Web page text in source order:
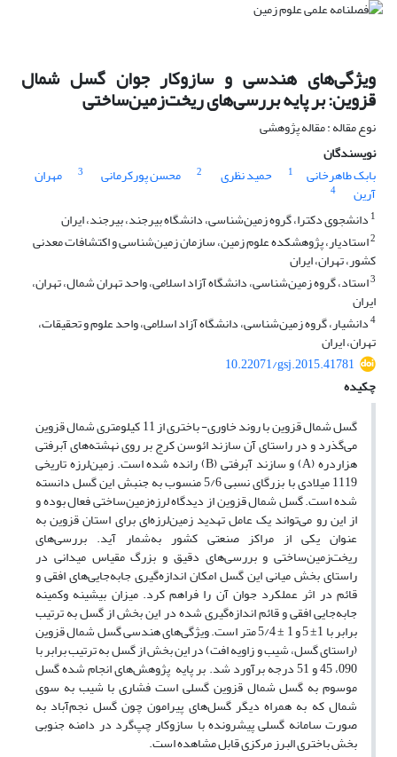
ویژگی‌های هندسی و سازوکار جوان گسل شمال
قزوین: بر پایه بررسی‌های ریخت‌زمین‌ساختی
نوع مقاله : مقاله پژوهشی
نویسندگان
بابک طاهرخانی
1 حمید نظری 2 محسن پورکرمانی 3 مهران
آرین
4
1 دانشجوی دکترا، گروه زمین‌شناسی، دانشگاه بیرجند، بیرجند، ایران
2استادیار، پژوهشکده علوم زمین، سازمان زمین‌شناسی و اکتشافات معدنی
کشور، تهران، ایران
3استاد، گروه زمین‌شناسی، دانشگاه آزاد اسلامی، واحد تهران شمال، تهران،
ایران
4دانشیار، گروه زمین‌شناسی، دانشگاه آزاد اسلامی، واحد علوم و تحقیقات،
تهران، ایران
10.22071/gsj.2015.41781
چکیده
گسل شمال قزوین با روند خاوری- باختری از 11 کیلومتری شمال قزوین
می‌گذرد و در راستای آن سازند ائوسن کرج بر روی نهشته‌های آبرفتی
هزاردره (A) و سازند آبرفتی (B) رانده شده است. زمین‌لرزه تاریخی
1119 میلادی با بزرگای نسبی 5/6 منسوب به جنبش این گسل دانسته
شده است. گسل شمال قزوین از دیدگاه لرزه‌زمین‌ساختی فعال بوده و
از این رو می‌تواند یک عامل تهدید زمین‌لرزه‌ای برای استان قزوین به
عنوان یکی از مراکز صنعتی کشور به‌شمار آید. بررسی‌های
ریخت‌زمین‌ساختی و بررسی‌های دقیق و بزرگ مقیاس میدانی در
راستای بخش میانی این گسل امکان اندازه‌گیری جابه‌جایی‌های افقی و
قائم در اثر عملکرد جوان آن را فراهم کرد. میزان بیشینه وکمینه
جابه‌جایی افقی و قائم اندازه‌گیری شده در این بخش از گسل به ‌ترتیب
برابر با 1± 5 و 1 ± 5/4 متر است. ویژگی‌های هندسی گسل شمال قزوین
(راستای گسل، شیب و زاویه افت) در این بخش از گسل به ترتیب برابر با
090، 45 و 51 درجه برآورد شد. بر پایه پژوهش‌های انجام شده گسل
موسوم به گسل شمال قزوین گسلی است فشاری با شیب به سوی
شمال که به همراه دیگر گسل‌های پیرامون چون گسل نجم‌آباد به
صورت سامانه گسلی پیشرونده با سازوکار چپ‌گرد در دامنه جنوبی
بخش باختری البرز مرکزی قابل مشاهده است.